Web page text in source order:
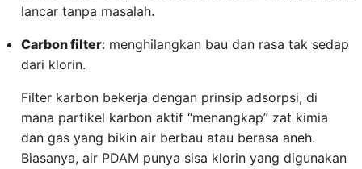
lancar tanpa masalah.
Carbon filter: menghilangkan bau dan rasa tak sedap
dari klorin.
Filter karbon bekerja dengan prinsip adsorpsi, di
mana partikel karbon aktif “menangkap” zat kimia
dan gas yang bikin air berbau atau berasa aneh.
Biasanya, air PDAM punya sisa klorin yang digunakan